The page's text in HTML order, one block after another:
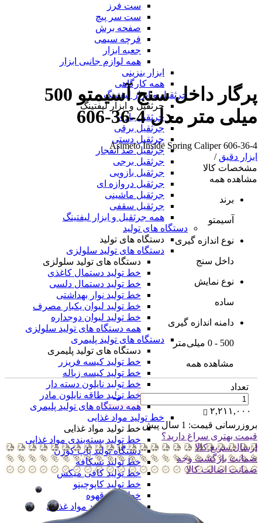
ست فرز
ست سر پیچ
صفحه برش
فرچه سیمی
جعبه ابزار
همه لوازم جانبی ابزار
ابزار بنزینی
همه کارگاهی
جرثقیل و ابزار لیفتینگ
جرثقیل و ابزار لیفتینگ
جرثقیل بادی
جرثقیل برقی
جرثقیل دستی
جرثقیل ضد انفجار
جرثقیل برجی
جرثقیل بازویی
جرثقیل دروازه ای
جرثقیل ماشینی
جرثقیل سقفی
همه جرثقیل و ابزار لیفتینگ
دستگاه های تولید
دستگاه های تولید
دستگاه های تولید سلولزی
دستگاه های تولید سلولزی
خط تولید دستمال کاغذی
خط تولید دستمال دلسی
خط تولید نوار بهداشتی
خط تولید لیوان یکبار مصرف
خط تولید لیوان دوجداره
همه دستگاه های تولید سلولزی
دستگاه های تولید پلیمری
دستگاه های تولید پلیمری
خط تولید کیسه فریزر
خط تولید کیسه زباله
خط تولید نایلون دسته دار
خط تولید طاقه نایلون مادر
همه دستگاه های تولید پلیمری
خط تولید مواد غذایی
خط تولید مواد غذایی
خط تولید بسته‌بندی مواد غذایی
دستگاه تولید پاپ کورن
خط تولید نسکافه
خط تولید کافی میکس
خط تولید کاپوچینو
خط تولید قهوه
همه خط تولید مواد غذایی
خط تولید مواد شوینده
پرگار داخل سنج آسیمتو 500
میلی متر مدل 4-36-606
Asimeto Inside Spring Caliper 606-36-4
ابزار دقیق /
مشخصات کالا
مشاهده همه
برند
آسیمتو
نوع اندازه گیری
داخل سنج
نوع نمایش
ساده
دامنه اندازه گیری
500 - 0 میلی‌متر
مشاهده همه
تعداد
۲,۲۱۱,۰۰۰
بروزرسانی قیمت: 1 سال پیش
قیمت بهتری سراغ دارید؟
ارسال سریع کالا
ضمانت بازگشت وجه
ضمانت اضالت کالا